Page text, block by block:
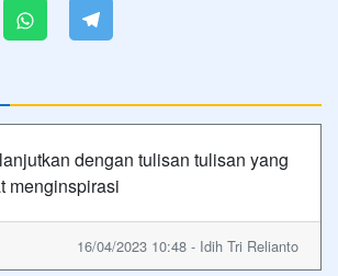
dengan tulisan tulisan yang
menginspirasi
16/04/2023 10:48 - Idih Tri Relianto